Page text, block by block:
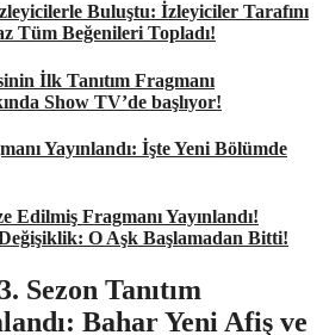
Buluştu: İzleyiciler Tarafını
Tüm Beğenileri Topladı!
İlk Tanıtım Fragmanı
Show TV’de başlıyor!
Yayınlandı: İşte Yeni Bölümde
Edilmiş Fragmanı Yayınlandı!
Değişiklik: O Aşk Başlamadan Bitti!
Sezon Tanıtım
Bahar Yeni Afiş ve